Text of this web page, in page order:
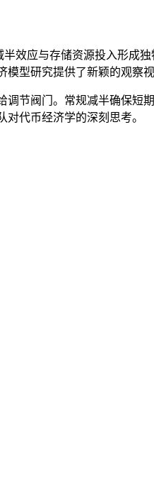
半效应与存储资源投入形
型研究提供了新颖的观察视
节阀门。常规减半确保
代币经济学的深刻思考。